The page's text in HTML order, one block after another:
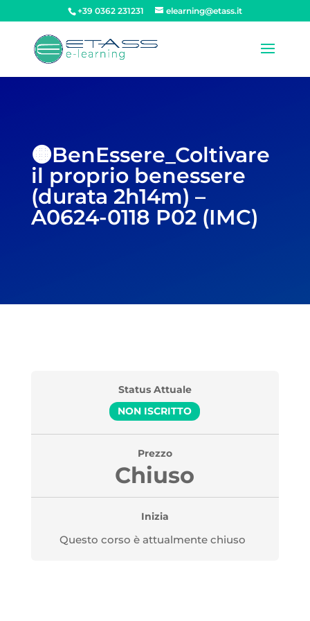
+39 0362 231231 elearning@etass.it
🟠BenEssere_Coltivare
il proprio benessere
(durata 2h14m) –
A0624-0118 P02 (IMC)
Status Attuale
NON ISCRITTO
Prezzo
Chiuso
Inizia
Questo corso è attualmente chiuso